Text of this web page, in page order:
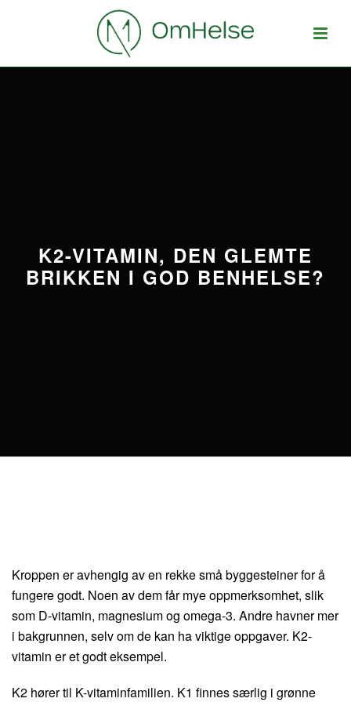
K2-VITAMIN, DEN GLEMTE
BRIKKEN I GOD BENHELSE?
Kroppen er avhengig av en rekke små byggesteiner for å
fungere godt. Noen av dem får mye oppmerksomhet, slik
som D-vitamin, magnesium og omega-3. Andre havner mer
i bakgrunnen, selv om de kan ha viktige oppgaver. K2-
vitamin er et godt eksempel.
K2 hører til K-vitaminfamilien. K1 finnes særlig i grønne